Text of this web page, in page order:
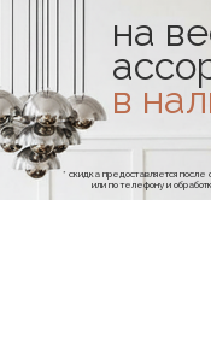
на
в
* скидка предоставляется
или по телефону и